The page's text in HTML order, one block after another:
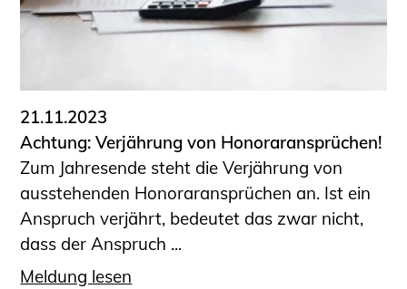
Sachkundige für Zustands- und
Funktionsprüfung privater
Ingenieurkammern
Büronachfolge
Zusatzqualifikationen
Geschützter Bereich
Informationen für Auftraggeber und
Verbraucher
Ingenieursuche (Mitglieder der IK-Bau
21.11.2023
Achtung: Verjährung von Honoraransprüchen!
Zum Jahresende steht die Verjährung von
ausstehenden Honoraransprüchen an. Ist ein
Anspruch verjährt, bedeutet das zwar nicht,
dass der Anspruch ...
Meldung lesen